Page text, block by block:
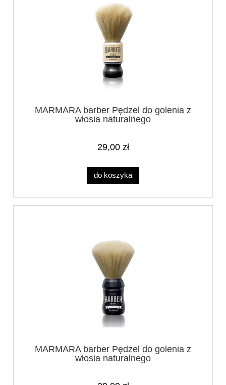
MARMARA barber Pędzel do golenia z
włosia naturalnego
29,00 zł
do koszyka
MARMARA barber Pędzel do golenia z
włosia naturalnego